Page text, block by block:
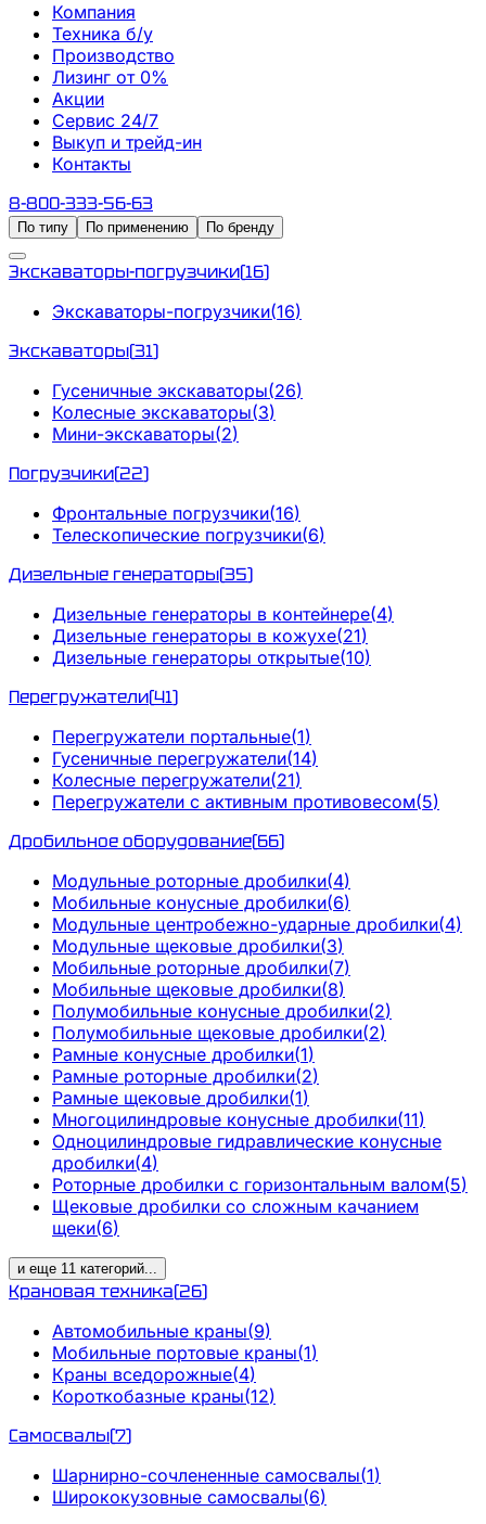
Компания
Техника б/у
Производство
Лизинг от 0%
Акции
Сервис 24/7
Выкуп и трейд-ин
Контакты
8-800-333-56-63
По типу По применению По бренду
Экскаваторы-погрузчики(16)
Экскаваторы-погрузчики(16)
Экскаваторы(31)
Гусеничные экскаваторы(26)
Колесные экскаваторы(3)
Мини-экскаваторы(2)
Погрузчики(22)
Фронтальные погрузчики(16)
Телескопические погрузчики(6)
Дизельные генераторы(35)
Дизельные генераторы в контейнере(4)
Дизельные генераторы в кожухе(21)
Дизельные генераторы открытые(10)
Перегружатели(41)
Перегружатели портальные(1)
Гусеничные перегружатели(14)
Колесные перегружатели(21)
Перегружатели с активным противовесом(5)
Дробильное оборудование(66)
Модульные роторные дробилки(4)
Мобильные конусные дробилки(6)
Модульные центробежно-ударные дробилки(4)
Модульные щековые дробилки(3)
Мобильные роторные дробилки(7)
Мобильные щековые дробилки(8)
Полумобильные конусные дробилки(2)
Полумобильные щековые дробилки(2)
Рамные конусные дробилки(1)
Рамные роторные дробилки(2)
Рамные щековые дробилки(1)
Многоцилиндровые конусные дробилки(11)
Одноцилиндровые гидравлические конусные
дробилки(4)
Роторные дробилки с горизонтальным валом(5)
Щековые дробилки со сложным качанием
щеки(6)
и еще 11 категорий...
Крановая техника(26)
Автомобильные краны(9)
Мобильные портовые краны(1)
Краны вседорожные(4)
Короткобазные краны(12)
Самосвалы(7)
Шарнирно-сочлененные самосвалы(1)
Ширококузовные самосвалы(6)